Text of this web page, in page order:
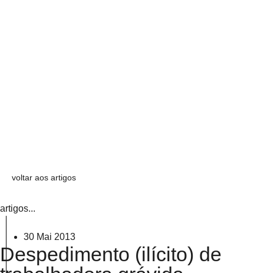
voltar aos artigos
artigos...
30 Mai 2013
Despedimento (ilícito) de